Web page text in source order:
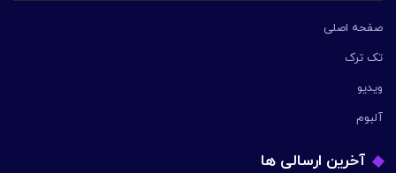
صفحه اصلی
تک ترک
ویدیو
آلبوم
آخرین ارسالی ها